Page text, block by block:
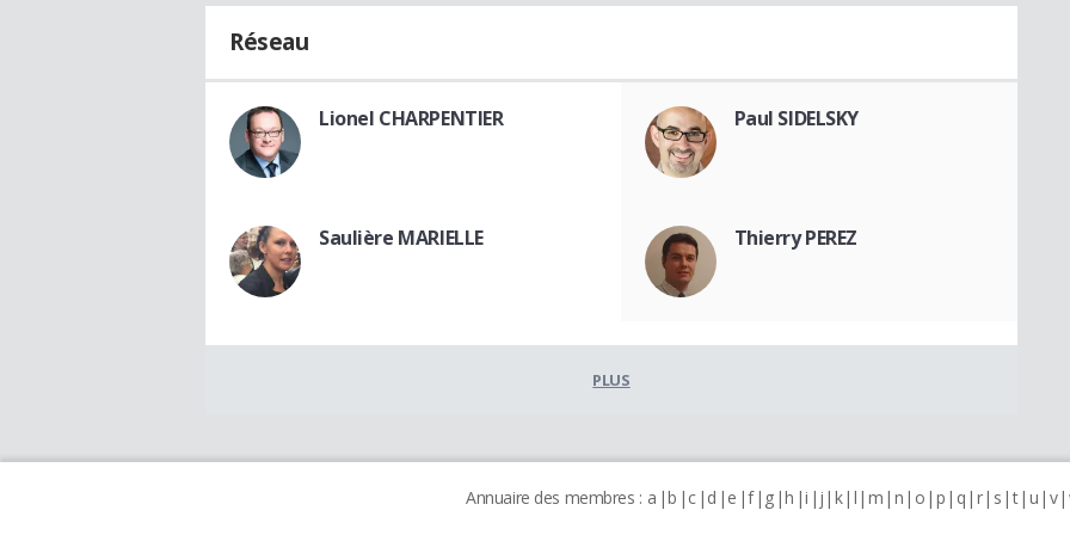
Réseau
Lionel CHARPENTIER Paul SIDELSKY
Saulière MARIELLE Thierry PEREZ
PLUS
Annuaire des membres : a b c d e f g h i j k l m n o p q r s t u v